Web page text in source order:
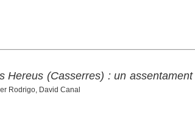
Hereus (Casserres) : un assentament
Rodrigo, David Canal